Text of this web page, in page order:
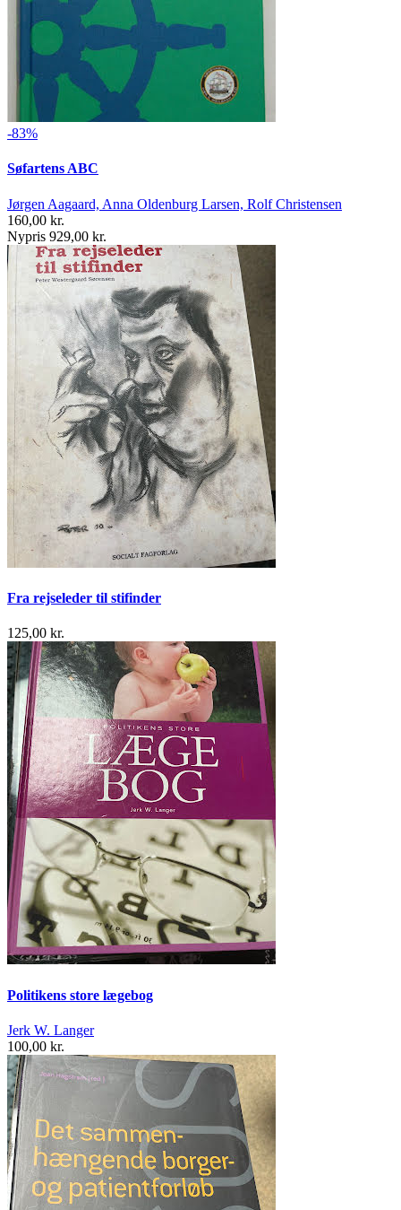
-83%
Søfartens ABC
Jørgen Aagaard, Anna Oldenburg Larsen, Rolf Christensen
160,00 kr.
Nypris 929,00 kr.
Fra rejseleder til stifinder
125,00 kr.
Politikens store lægebog
Jerk W. Langer
100,00 kr.